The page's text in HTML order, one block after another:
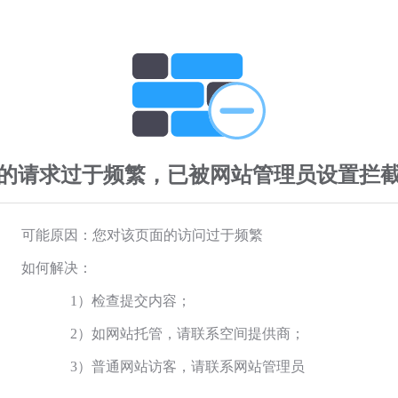
请求过于频繁，已被网站管理员设置拦
可能原因：您对该页面的访问过于频繁
如何解决：
1）检查提交内容；
2）如网站托管，请联系空间提供商；
3）普通网站访客，请联系网站管理员